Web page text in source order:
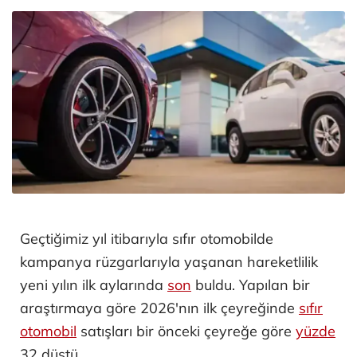
Geçtiğimiz yıl itibarıyla sıfır otomobilde
kampanya rüzgarlarıyla yaşanan hareketlilik
yeni yılın ilk aylarında son buldu. Yapılan bir
araştırmaya göre 2026'nın ilk çeyreğinde sıfır
otomobil satışları bir önceki çeyreğe göre yüzde